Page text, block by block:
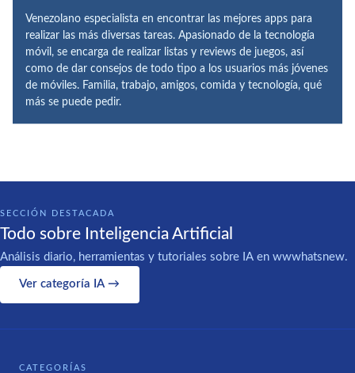
Venezolano especialista en encontrar las mejores apps para
realizar las más diversas tareas. Apasionado de la tecnología
móvil, se encarga de realizar listas y reviews de juegos, así
como de dar consejos de todo tipo a los usuarios más jóvenes
de móviles. Familia, trabajo, amigos, comida y tecnología, qué
más se puede pedir.
SECCIÓN DESTACADA
Todo sobre Inteligencia Artificial
Análisis diario, herramientas y tutoriales sobre IA en wwwhatsnew.
Ver categoría IA →
CATEGORÍAS